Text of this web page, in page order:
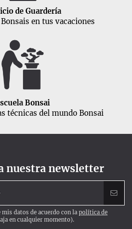
de Guardería
en tus vacaciones
Bonsai
técnicas del mundo Bonsai
nuestra newsletter
datos de acuerdo con la política de
en cualquier momento).